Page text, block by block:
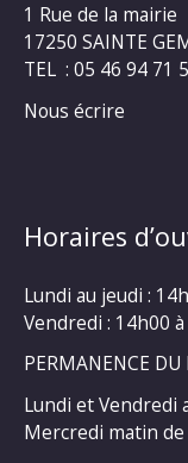
1 Rue de la mairie
17250 SAINTE
TEL : 05 46 94 71
Nous écrire
Horaires
Lundi au jeudi :
Vendredi : 14h00
PERMANENCE DU
Lundi et Vendredi
Mercredi matin de